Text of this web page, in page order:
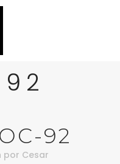
92
por Cesar